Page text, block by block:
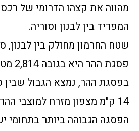
מהווה את קצהו הדרומי של רכס
המפריד בין לבנון וסוריה.
שטח החרמון מחולק בין לבנון,
פסגת ההר היא בגובה 2,814 מטרים מעל פני הים.
בפסגת ההר, נמצא הגבול שבין
14 ק"מ מצפון מזרח למוצבי ההר הישראליים.
הפסגה הגבוהה ביותר בתחומי